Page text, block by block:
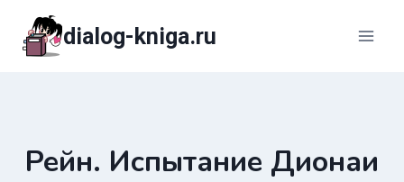
содержимому
dialog-kniga.ru
Рейн. Испытание Дионаи